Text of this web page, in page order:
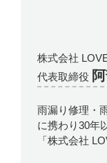
株式会社
代表取締役
雨漏り修理・
に携わり30年
「株式会社